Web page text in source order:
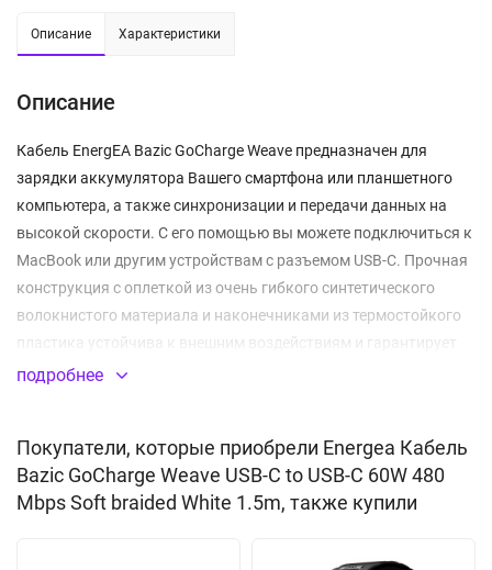
Описание Характеристики
Описание
Кабель EnergEA Bazic GoCharge Weave предназначен для
зарядки аккумулятора Вашего смартфона или планшетного
компьютера, а также синхронизации и передачи данных на
высокой скорости. С его помощью вы можете подключиться к
MacBook или другим устройствам с разъемом USB-C. Прочная
конструкция с оплеткой из очень гибкого синтетического
волокнистого материала и наконечниками из термостойкого
пластика устойчива к внешним воздействиям и гарантирует
долгий срок службы аксессуара. Поддержка всех режимов
ОСОБЕННОСТИ
Прочная огнестойкая оболочка из синтетического
Устойчив к внешним воздействиям и долговечен
подробнее
Покупатели, которые приобрели Energea Кабель
Bazic GoCharge Weave USB-C to USB-C 60W 480
Mbps Soft braided White 1.5m, также купили